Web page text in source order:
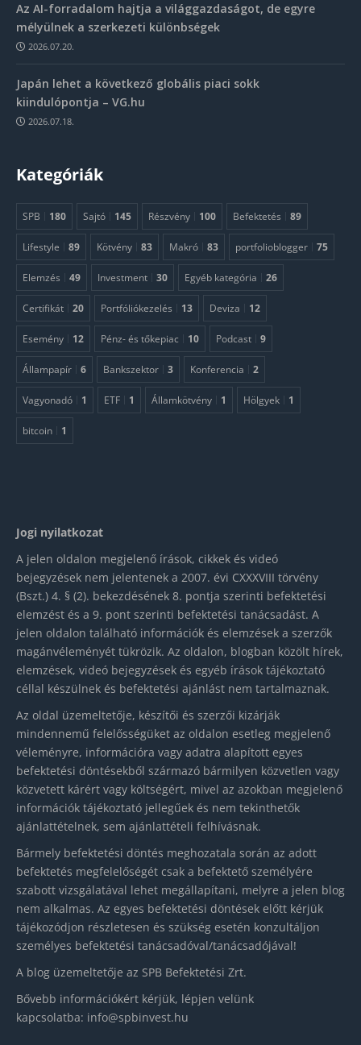
Az AI-forradalom hajtja a világgazdaságot, de egyre
mélyülnek a szerkezeti különbségek
2026.07.20.
Japán lehet a következő globális piaci sokk
kiindulópontja – VG.hu
2026.07.18.
Kategóriák
SPB 180 Sajtó 145 Részvény 100 Befektetés 89
Lifestyle 89 Kötvény 83 Makró 83 portfolioblogger 75
Elemzés 49 Investment 30 Egyéb kategória 26
Certifikát 20 Portfóliókezelés 13 Deviza 12
Esemény 12 Pénz- és tőkepiac 10 Podcast 9
Állampapír 6 Bankszektor 3 Konferencia 2
Vagyonadó 1 ETF 1 Államkötvény 1 Hölgyek 1
bitcoin 1
Jogi nyilatkozat
A jelen oldalon megjelenő írások, cikkek és videó
bejegyzések nem jelentenek a 2007. évi CXXXVIII törvény
(Bszt.) 4. § (2). bekezdésének 8. pontja szerinti befektetési
elemzést és a 9. pont szerinti befektetési tanácsadást. A
jelen oldalon található információk és elemzések a szerzők
magánvéleményét tükrözik. Az oldalon, blogban közölt hírek,
elemzések, videó bejegyzések és egyéb írások tájékoztató
céllal készülnek és befektetési ajánlást nem tartalmaznak.
Az oldal üzemeltetője, készítői és szerzői kizárják
mindennemű felelősségüket az oldalon esetleg megjelenő
véleményre, információra vagy adatra alapított egyes
befektetési döntésekből származó bármilyen közvetlen vagy
közvetett kárért vagy költségért, mivel az azokban megjelenő
információk tájékoztató jellegűek és nem tekinthetők
ajánlattételnek, sem ajánlattételi felhívásnak.
Bármely befektetési döntés meghozatala során az adott
befektetés megfelelőségét csak a befektető személyére
szabott vizsgálatával lehet megállapítani, melyre a jelen blog
nem alkalmas. Az egyes befektetési döntések előtt kérjük
tájékozódjon részletesen és szükség esetén konzultáljon
személyes befektetési tanácsadóval/tanácsadójával!
A blog üzemeltetője az SPB Befektetési Zrt.
Bővebb információkért kérjük, lépjen velünk
kapcsolatba: info@spbinvest.hu